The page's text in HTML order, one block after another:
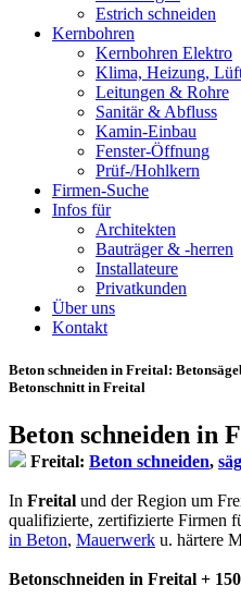
Estrich schneiden
Kernbohren
Kernbohren Elektro
Klima, Heizung,
Leitungen & Rohre
Sanitär & Abfluss
Kamin-Einbau
Fenster-Öffnung
Prüf-/Hohlkern
Firmen-Suche
Infos für
Architekten
Bauträger & -herren
Installateure
Privatkunden
Über uns
Kontakt
Beton schneiden in Freital:
Betonschnitt in Freital
Beton schneiden in
Freital: Beton schneiden,
In Freital und der Region um
qualifizierte, zertifizierte Firmen
in Beton, Mauerwerk u. härtere
Betonschneiden in Freital +